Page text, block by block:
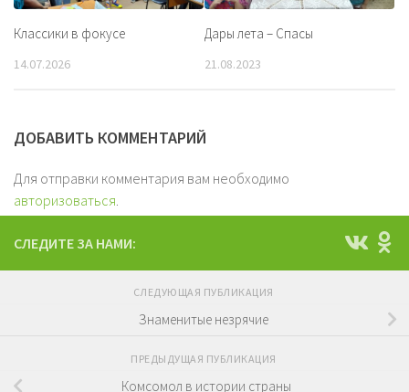
Классики в фокусе
14.07.2026
Дары лета – Спасы
21.08.2023
ДОБАВИТЬ КОММЕНТАРИЙ
Для отправки комментария вам необходимо
авторизоваться
СЛЕДИТЕ ЗА НАМИ:
СЛЕДУЮЩАЯ ПУБЛИКАЦИЯ
Знаменитые незрячие
ПРЕДЫДУЩАЯ ПУБЛИКАЦИЯ
Комсомол в истории страны